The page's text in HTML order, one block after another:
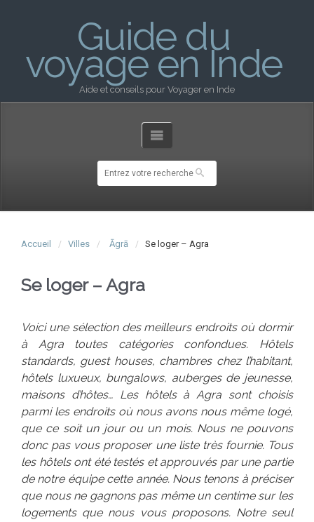
Guide du
voyage en Inde
Aide et conseils pour Voyager en Inde
Accueil Villes Āgrā Se loger – Agra
Se loger – Agra
Voici une sélection des meilleurs endroits où dormir
à Agra toutes catégories confondues. Hôtels
standards, guest houses, chambres chez l’habitant,
hôtels luxueux, bungalows, auberges de jeunesse,
maisons d’hôtes… Les hôtels à Agra sont choisis
parmi les endroits où nous avons nous même logé,
que ce soit un jour ou un mois. Nous ne pouvons
donc pas vous proposer une liste très fournie. Tous
les hôtels ont été testés et approuvés par une partie
de notre équipe cette année. Nous tenons à préciser
que nous ne gagnons pas même un centime sur les
logements que nous vous proposons. Notre seul